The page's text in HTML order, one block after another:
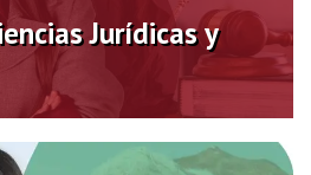
Jurídicas y
Virtual